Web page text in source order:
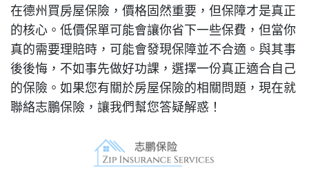
在德州買房屋保險，價格固然重要，但保障才是真正
的核心。低價保單可能會讓你省下一些保費，但當你
真的需要理賠時，可能會發現保障並不合適。與其事
後後悔，不如事先做好功課，選擇一份真正適合自己
的保險。如果您有關於房屋保險的相關問題，現在就
聯絡志鵬保險，讓我們幫您答疑解惑！